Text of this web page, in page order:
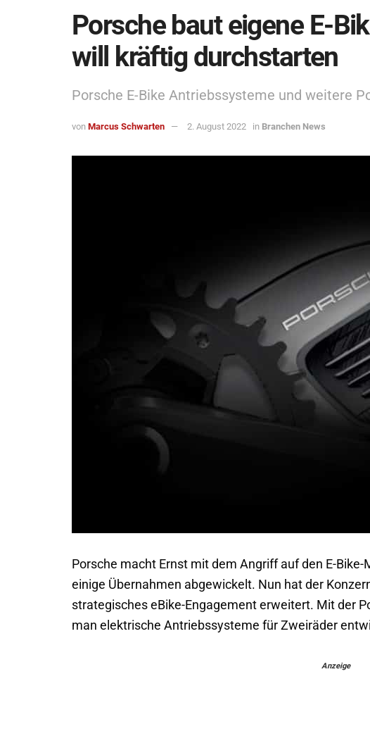
Porsche baut eigene E-
will kräftig durchstarten
Porsche E-Bike Antriebssysteme und weitere
von Marcus Schwarten 2. August 2022 in Branchen News
Porsche macht Ernst mit dem Angriff auf den E-
einige Übernahmen abgewickelt. Nun hat der
strategisches eBike-Engagement erweitert. Mit der
man elektrische Antriebssysteme für Zweiräder
Anzeige